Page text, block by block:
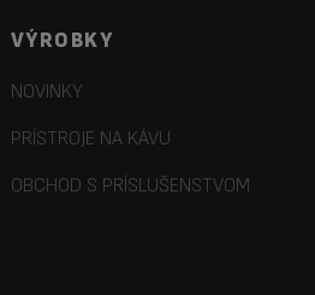
VÝROBKY
NOVINKY
PRÍSTROJE NA KÁVU
OBCHOD S PRÍSLUŠENSTVOM